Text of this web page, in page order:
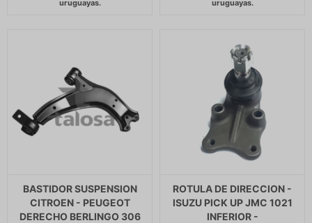
BASTIDOR SUSPENSION
CITROEN - PEUGEOT
DERECHO BERLINGO 306
ROTULA DE DIRECCION -
ISUZU PICK UP JMC 1021
INFERIOR -